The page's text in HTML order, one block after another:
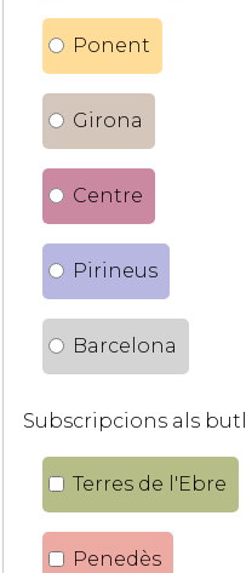
Ponent
Girona
Centre
Pirineus
Barcelona
Subscripcions als
Terres de l'Ebre
Penedès